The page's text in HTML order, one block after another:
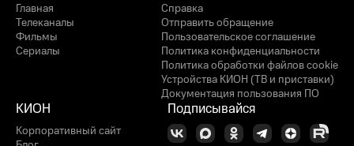
Главная
Телеканалы
Фильмы
Сериалы
Справка
Отправить обращение
Пользовательское соглашение
Политика конфиденциальности
Политика обработки файлов cookie
Устройства КИОН (ТВ и приставки)
Документация пользования ПО
КИОН
Корпоративный сайт
Подписывайся